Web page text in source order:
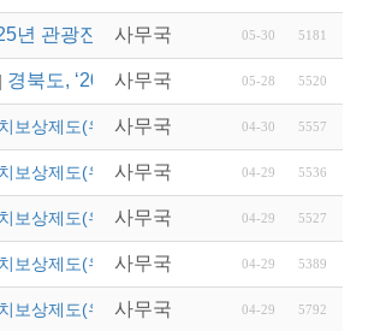
년 관광진흥개발기금 산불 관련 특별융
사무국 05-30 5181
경북도, ‘2025 숙박 할인 대전’ 시작…관
사무국 05-28 5520
보상제도(우리지역)] (영주시)단체관광객 유
사무국 04-30 5557
보상제도(우리지역)] (의성군)2025년 관광
사무국 04-29 5536
보상제도(우리지역)] (영덕군)2025년 단체
사무국 04-29 5527
보상제도(우리지역)] (청송군)「청송 여행
사무국 04-29 5389
보상제도(우리지역)] (안동시)2025년 단체
사무국 04-29 5792